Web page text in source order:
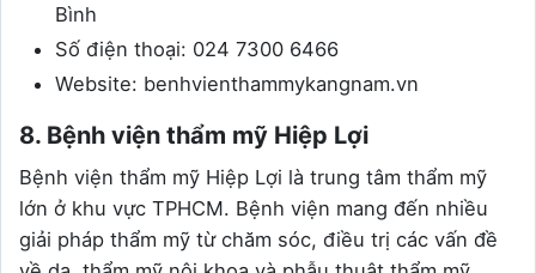
Bình
Số điện thoại: 024 7300 6466
Website: benhvienthammykangnam.vn
8. Bệnh viện thẩm mỹ Hiệp Lợi
Bệnh viện thẩm mỹ Hiệp Lợi là trung tâm thẩm mỹ
lớn ở khu vực TPHCM. Bệnh viện mang đến nhiều
giải pháp thẩm mỹ từ chăm sóc, điều trị các vấn đề